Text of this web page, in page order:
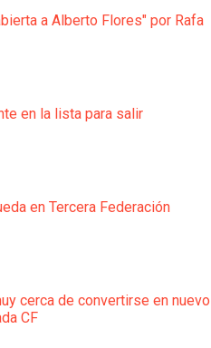
a Alberto Flores" por Rafa
en la lista para salir
en Tercera Federación
cerca de convertirse en nuevo
CF